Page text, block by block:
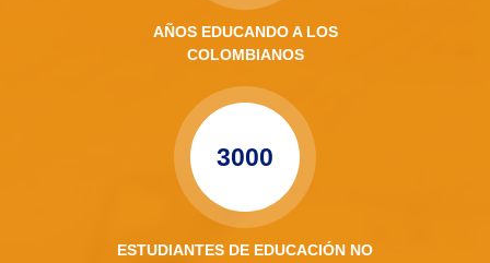
AÑOS EDUCANDO A LOS
COLOMBIANOS
3000
ESTUDIANTES DE EDUCACIÓN NO